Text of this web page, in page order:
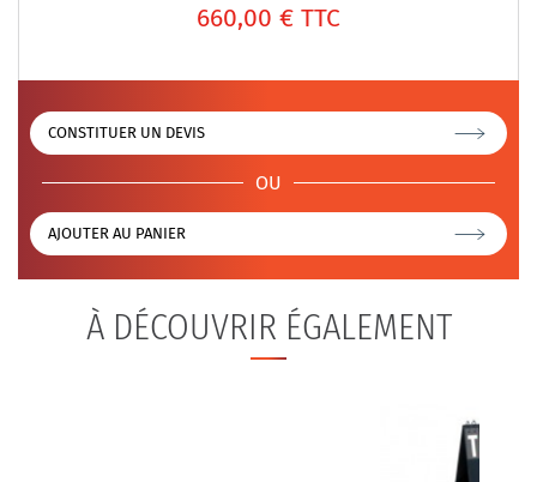
660,00 € TTC
CONSTITUER UN DEVIS
OU
AJOUTER AU PANIER
À DÉCOUVRIR ÉGALEMENT